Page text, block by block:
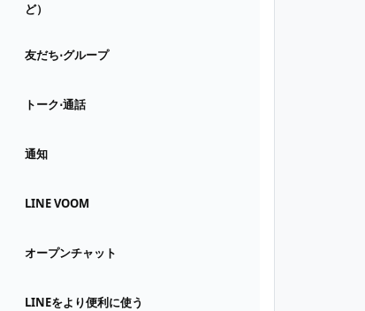
ど）
友だち⋅グループ
トーク⋅通話
通知
LINE VOOM
オープンチャット
LINEをより便利に使う